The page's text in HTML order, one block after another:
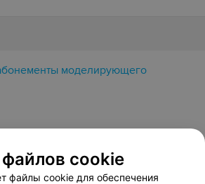
моделирующего
cookie
файлы cookie для обеспечения